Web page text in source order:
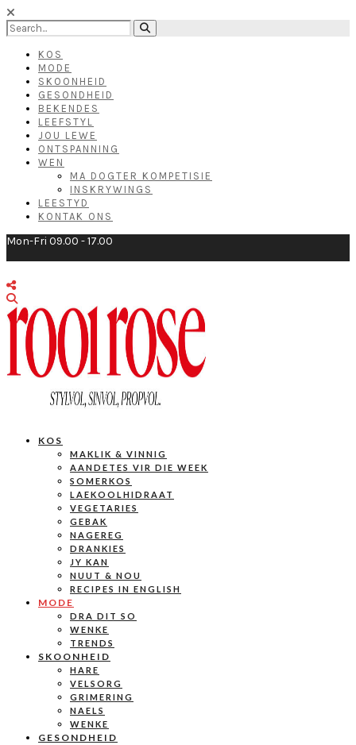
KOS
MODE
SKOONHEID
GESONDHEID
BEKENDES
LEEFSTYL
JOU LEWE
ONTSPANNING
WEN
MA DOGTER KOMPETISIE
INSKRYWINGS
LEESTYD
KONTAK ONS
Mon-Fri 09.00 - 17.00
KOS
MAKLIK & VINNIG
AANDETES VIR DIE WEEK
SOMERKOS
LAEKOOLHIDRAAT
VEGETARIES
GEBAK
NAGEREG
DRANKIES
JY KAN
NUUT & NOU
RECIPES IN ENGLISH
MODE
DRA DIT SO
WENKE
TRENDS
SKOONHEID
HARE
VELSORG
GRIMERING
NAELS
WENKE
GESONDHEID